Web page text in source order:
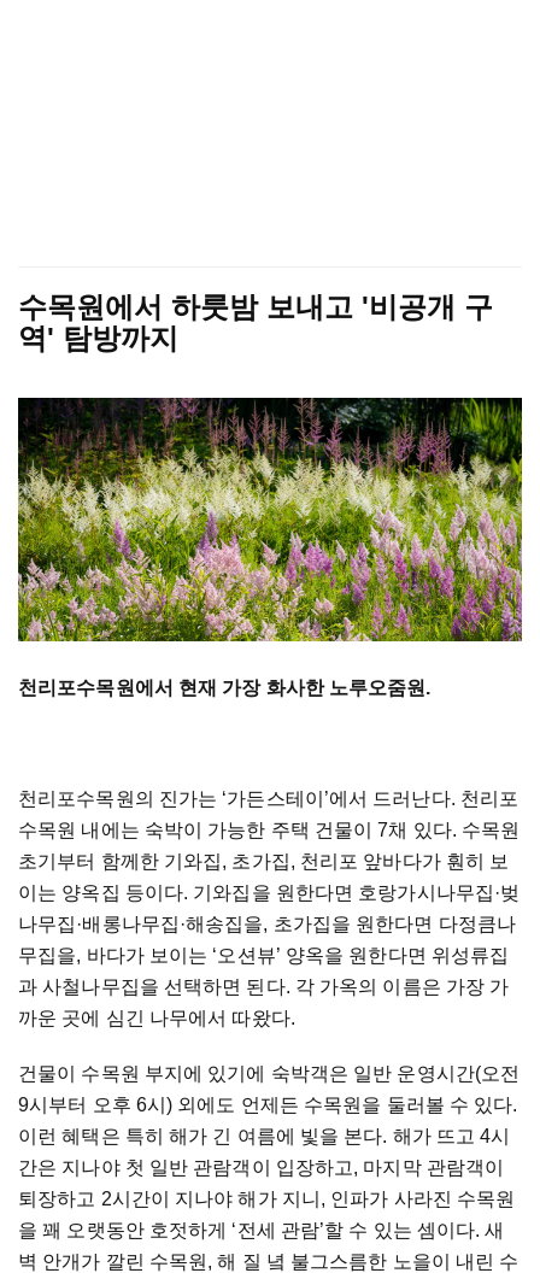
수목원에서 하룻밤 보내고 '비공개 구
역' 탐방까지
천리포수목원에서 현재 가장 화사한 노루오줌원.
천리포수목원의 진가는 ‘가든스테이’에서 드러난다. 천리포
수목원 내에는 숙박이 가능한 주택 건물이 7채 있다. 수목원
초기부터 함께한 기와집, 초가집, 천리포 앞바다가 훤히 보
이는 양옥집 등이다. 기와집을 원한다면 호랑가시나무집·벚
나무집·배롱나무집·해송집을, 초가집을 원한다면 다정큼나
무집을, 바다가 보이는 ‘오션뷰’ 양옥을 원한다면 위성류집
과 사철나무집을 선택하면 된다. 각 가옥의 이름은 가장 가
까운 곳에 심긴 나무에서 따왔다.
건물이 수목원 부지에 있기에 숙박객은 일반 운영시간(오전
9시부터 오후 6시) 외에도 언제든 수목원을 둘러볼 수 있다.
이런 혜택은 특히 해가 긴 여름에 빛을 본다. 해가 뜨고 4시
간은 지나야 첫 일반 관람객이 입장하고, 마지막 관람객이
퇴장하고 2시간이 지나야 해가 지니, 인파가 사라진 수목원
을 꽤 오랫동안 호젓하게 ‘전세 관람’할 수 있는 셈이다. 새
벽 안개가 깔린 수목원, 해 질 녘 불그스름한 노을이 내린 수